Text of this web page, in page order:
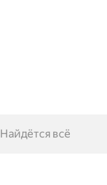
Найдётся всё